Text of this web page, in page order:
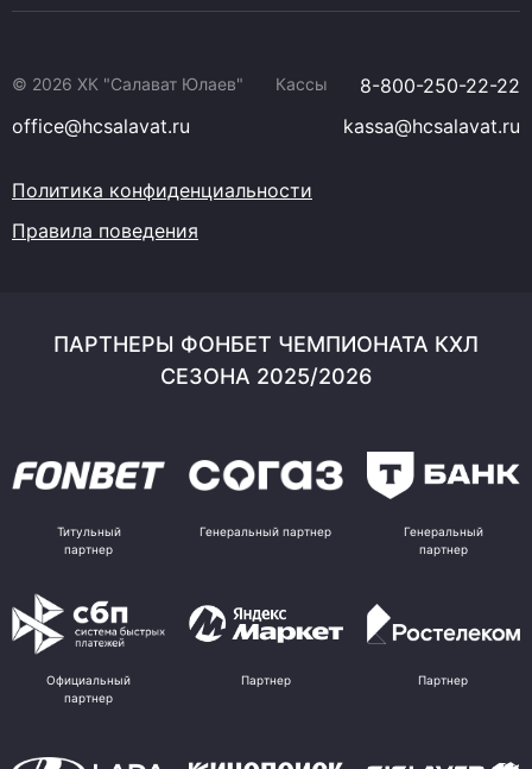
© 2026 ХК "Салават Юлаев" Кассы
8-800-250-22-22
office@hcsalavat.ru
kassa@hcsalavat.ru
Политика конфиденциальности
Правила поведения
ПАРТНЕРЫ ФОНБЕТ ЧЕМПИОНАТА КХЛ
СЕЗОНА 2025/2026
Титульный
партнер
Генеральный партнер
Генеральный
партнер
Официальный
партнер
Партнер Партнер